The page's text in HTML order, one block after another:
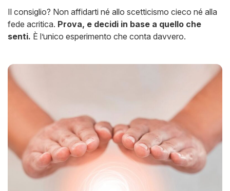
Il consiglio? Non affidarti né allo scetticismo cieco né alla
fede acritica. Prova, e decidi in base a quello che
senti. È l’unico esperimento che conta davvero.